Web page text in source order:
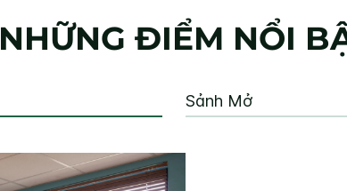
NHỮNG ĐIỂM NỔI
Sảnh Mở